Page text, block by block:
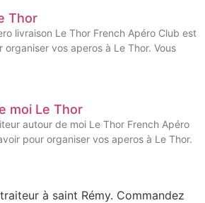
Thor
livraison Le Thor French Apéro Club est
organiser vos aperos à Le Thor. Vous
moi Le Thor
autour de moi Le Thor French Apéro
pour organiser vos aperos à Le Thor.
à saint Rémy. Commandez